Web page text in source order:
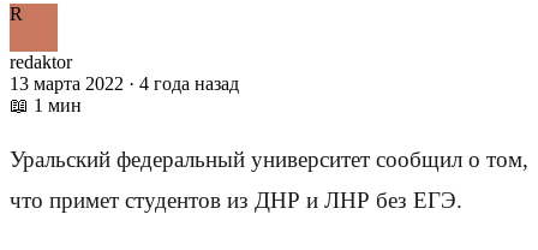
R
redaktor
13 марта 2022 · 4 года назад
📖 1 мин
Уральский федеральный университет сообщил о том,
что примет студентов из ДНР и ЛНР без ЕГЭ.